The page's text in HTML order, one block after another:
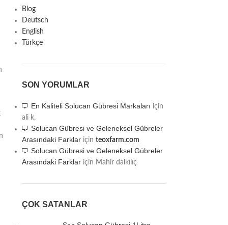
Blog
Deutsch
English
Türkçe
SON YORUMLAR
En Kaliteli Solucan Gübresi Markaları için
ali k,
Solucan Gübresi ve Geleneksel Gübreler
Arasındaki Farklariçin teoxfarm.com
Solucan Gübresi ve Geleneksel Gübreler
Arasındaki Farklariçin Mahir dalkılıç
ÇOK SATANLAR